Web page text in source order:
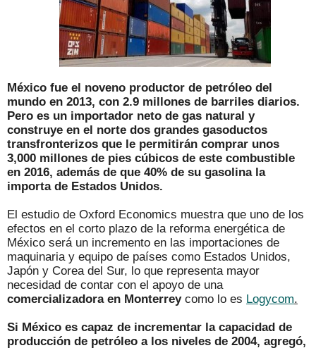
México fue el noveno productor de petróleo del
mundo en 2013, con 2.9 millones de barriles diarios.
Pero es un importador neto de gas natural y
construye en el norte dos grandes gasoductos
transfronterizos que le permitirán comprar unos
3,000 millones de pies cúbicos de este combustible
en 2016, además de que 40% de su gasolina la
importa de Estados Unidos.
El estudio de Oxford Economics muestra que uno de los
efectos en el corto plazo de la reforma energética de
México será un incremento en las importaciones de
maquinaria y equipo de países como Estados Unidos,
Japón y Corea del Sur, lo que representa mayor
necesidad de contar con el apoyo de una
comercializadora en Monterreycomo lo es Logycom.
Si México es capaz de incrementar la capacidad de
producción de petróleo a los niveles de 2004, agregó,